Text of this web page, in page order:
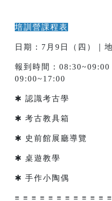
培訓營課程表
日期：7月9日（四）｜
報到時間：08:30~09:00
09:00~17:00
✱ 認識考古學
✱ 考古教具箱
✱ 史前館展廳導覽
✱ 桌遊教學
✱ 手作小陶偶
≡ ≡ ≡ ≡ ≡ ≡ ≡ ≡ ≡ ≡ ≡